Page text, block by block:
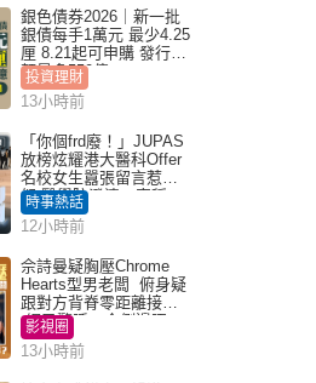
銀色債券2026｜新一批
銀債每手1萬元 最少4.25
厘 8.21起可申購 發行金
額最多550億
投資理財
13小時前
「你個frd廢！」JUPAS
放榜炫耀港大醫科Offer
名校女生囂張留言惹眾
怒 醫學院澄清：宣稱
「40.5分獲錄取」不符事
實｜Juicy叮
時事熱話
12小時前
佘詩曼疑胸壓Chrome
Hearts型男老闆 俯身疑
跟對方背脊零距離接觸
網民驚呼：企側邊唔
得？
影視圈
13小時前